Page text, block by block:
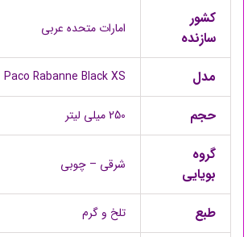
کشور
سازنده
امارات متحده عربی
مدل Paco Rabanne Black XS
حجم 250 میلی لیتر
گروه
بویایی
شرقی – چوبی
طبع تلخ و گرم